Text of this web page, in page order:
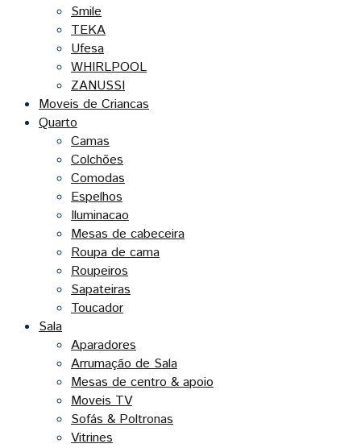
Smile
TEKA
Ufesa
WHIRLPOOL
ZANUSSI
Moveis de Criancas
Quarto
Camas
Colchões
Comodas
Espelhos
Iluminacao
Mesas de cabeceira
Roupa de cama
Roupeiros
Sapateiras
Toucador
Sala
Aparadores
Arrumação de Sala
Mesas de centro & apoio
Moveis TV
Sofás & Poltronas
Vitrines